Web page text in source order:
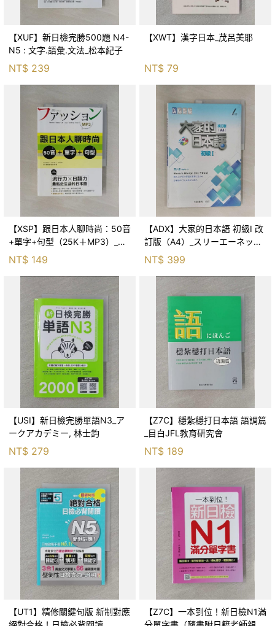
【XUF】新日檢完勝500題 N4-
N5 : 文字.語彙.文法_松本紀子
NT$ 239
【XWT】漢字日本_茂呂美耶
NT$ 79
【XSP】跟日本人聊時尚：50音
+單字+句型（25K＋MP3）_大
山和佳子, 西村惠子, 吳冠儀
NT$ 149
【ADX】大家的日本語 初級Ⅰ 改
訂版（A4）_スリーエーネット
ワーク
NT$ 399
【USI】新日檢完勝單語N3_ア
ークアカデミー, 林士鈞
NT$ 279
【Z7C】穩紮穩打日本語 語調篇
_目白JFL教育研究會
NT$ 189
【UT1】精修關鍵句版 新制對應
【Z7C】一本到位！新日檢N1滿